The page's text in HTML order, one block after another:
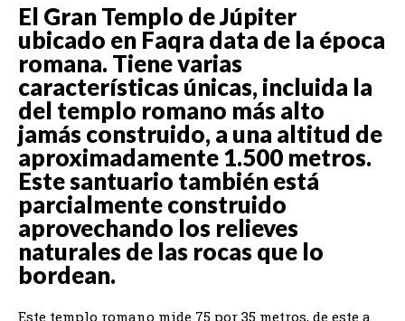
El Gran Templo de Júpiter
ubicado en Faqra data de la época
romana. Tiene varias
características únicas, incluida la
del templo romano más alto
jamás construido, a una altitud de
aproximadamente 1.500 metros.
Este santuario también está
parcialmente construido
aprovechando los relieves
naturales de las rocas que lo
bordean.
Este templo romano mide 75 por 35 metros, de este a